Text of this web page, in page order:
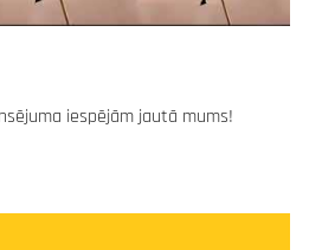
iespējām jautā mums!